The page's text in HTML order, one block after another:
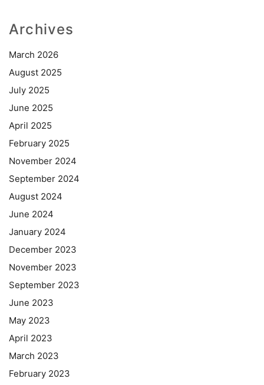
Archives
March 2026
August 2025
July 2025
June 2025
April 2025
February 2025
November 2024
September 2024
August 2024
June 2024
January 2024
December 2023
November 2023
September 2023
June 2023
May 2023
April 2023
March 2023
February 2023